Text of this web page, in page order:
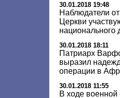
30.01.2018 19:48
Наблюдатели
Церкви
национального
30.01.2018 18:11
Патриарх
выразил
операции в
30.01.2018 11:55
В ходе